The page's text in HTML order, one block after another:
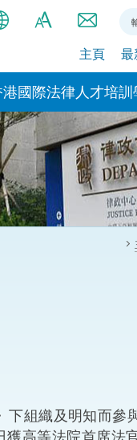
Indonesia (
(印度語)
(尼泊爾語)
A
A
主頁 最
香港設立辦事
國際法律人才培訓
們的學院
的專家委員會
的辦公室
們的培訓課程和能
織及明知而參
高等法院首席法